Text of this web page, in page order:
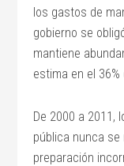
los gastos de
gobierno se
mantiene
estima en el
De 2000 a 2011,
pública nunca se
preparación